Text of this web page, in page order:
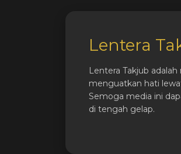
Lentera
Lentera Takjub
menguatkan hati
Semoga media ini
di tengah gelap.